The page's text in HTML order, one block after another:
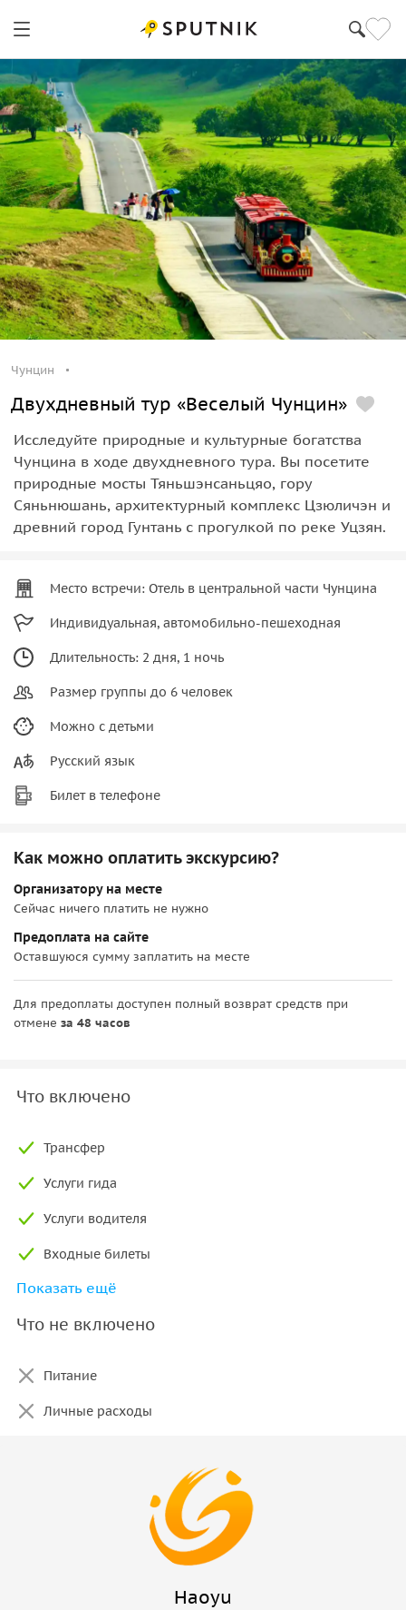
Чунцин
Двухдневный тур «Веселый Чунцин»
Исследуйте природные и культурные богатства
Чунцина в ходе двухдневного тура. Вы посетите
природные мосты Тяньшэнсаньцяо, гору
Сяньнюшань, архитектурный комплекс Цзюличэн и
древний город Гунтань с прогулкой по реке Уцзян.
Место встречи: Отель в центральной части Чунцина
Индивидуальная, автомобильно-пешеходная
Длительность: 2 дня, 1 ночь
Размер группы до 6 человек
Можно с детьми
Русский язык
Билет в телефоне
Как можно оплатить экскурсию?
Организатору на месте
Сейчас ничего платить не нужно
Предоплата на сайте
Оставшуюся сумму заплатить на месте
Для предоплаты доступен полный возврат средств при
отмене за 48 часов
Что включено
Трансфер
Услуги гида
Услуги водителя
Входные билеты
Базовое страхование
Показать ещё
Что не включено
Питание
Личные расходы
Haoyu